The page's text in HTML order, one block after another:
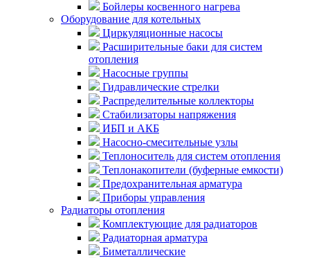
Бойлеры косвенного нагрева
Оборудование для котельных
Циркуляционные насосы
Расширительные баки для систем
отопления
Насосные группы
Гидравлические стрелки
Распределительные коллекторы
Стабилизаторы напряжения
ИБП и АКБ
Насосно-смесительные узлы
Теплоноситель для систем отопления
Теплонакопители (буферные емкости)
Предохранительная арматура
Приборы управления
Радиаторы отопления
Комплектующие для радиаторов
Радиаторная арматура
Биметаллические